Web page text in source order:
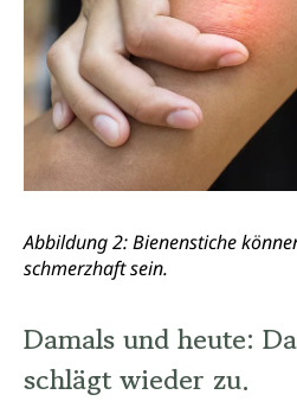
Abbildung 2: Bienenstiche
schmerzhaft sein.
Damals und heute:
schlägt wieder zu.